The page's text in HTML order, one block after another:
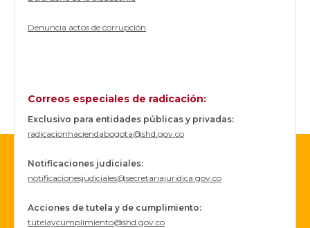
Denuncia actos de corrupción
Correos especiales de radicación:
Exclusivo para entidades públicas y privadas:
radicacionhaciendabogota@shd.gov.co
Notificaciones judiciales:
notificacionesjudiciales@secretariajuridica.gov.co
Acciones de tutela y de cumplimiento:
tutelaycumplimiento@shd.gov.co